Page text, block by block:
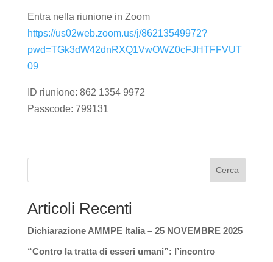
Entra nella riunione in Zoom
https://us02web.zoom.us/j/86213549972?
pwd=TGk3dW42dnRXQ1VwOWZ0cFJHTFFVUT
09
ID riunione: 862 1354 9972
Passcode: 799131
Cerca
Articoli Recenti
Dichiarazione AMMPE Italia – 25 NOVEMBRE 2025
“Contro la tratta di esseri umani”: l’incontro